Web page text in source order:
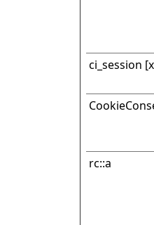
ci_session
rc::a